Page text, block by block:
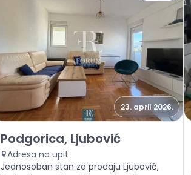
23. april 2026.
Prodaja - Stan Podgorica, Ljubović
Podgorica, Ljubović
Adresa na upit
Jednosoban stan za prodaju Ljubović,